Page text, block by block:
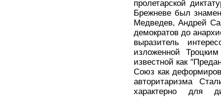
пролетарской
Брежневе был
Медведев, Андрей
демократов до
выразитель
изложенной
известной как
Союз как
авторитаризма
характерно для